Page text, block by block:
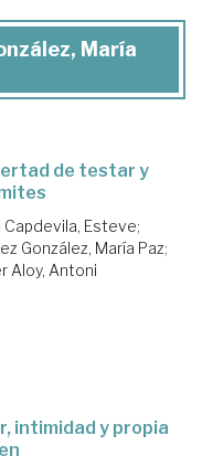
María
de testar y
Capdevila, Esteve;
González, María Paz;
Aloy, Antoni
intimidad y propia